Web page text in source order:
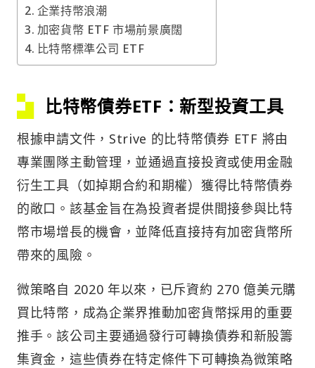
企業持幣浪潮
加密貨幣 ETF 市場前景廣闊
比特幣標準公司 ETF
比特幣債券ETF：新型投資工具
根據申請文件，Strive 的比特幣債券 ETF 將由
專業團隊主動管理，並通過直接投資或使用金融
衍生工具（如掉期合約和期權）獲得比特幣債券
的敞口。該基金旨在為投資者提供間接參與比特
幣市場增長的機會，並降低直接持有加密貨幣所
帶來的風險。
微策略自 2020 年以來，已斥資約 270 億美元購
買比特幣，成為企業界推動加密貨幣採用的重要
推手。該公司主要通過發行可轉換債券和新股籌
集資金，這些債券在特定條件下可轉換為微策略